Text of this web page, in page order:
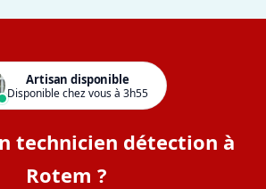
Artisan disponible
Disponible chez vous à 3h55
technicien détection à
Rotem ?